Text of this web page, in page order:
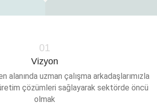
01
Vizyon
alanında uzman çalışma arkadaşlarımızla
çözümleri sağlayarak sektörde öncü
olmak